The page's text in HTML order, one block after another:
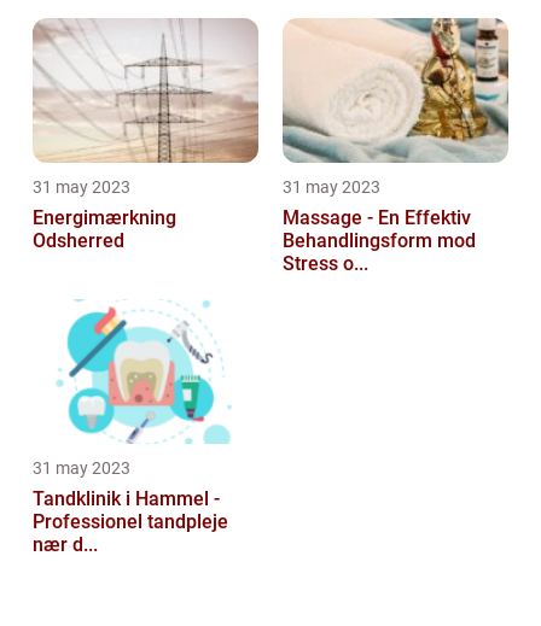
31 may 2023
Energimærkning
Odsherred
31 may 2023
Massage - En Effektiv
Behandlingsform mod
Stress o...
31 may 2023
Tandklinik i Hammel -
Professionel tandpleje
nær d...